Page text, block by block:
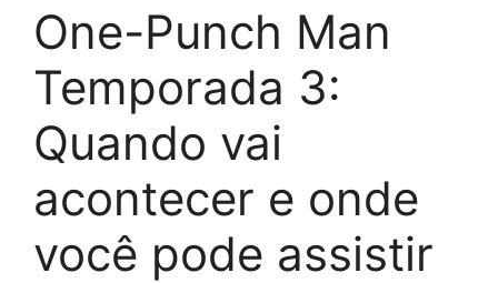
One-Punch Man
Temporada 3:
Quando vai
acontecer e onde
você pode assistir